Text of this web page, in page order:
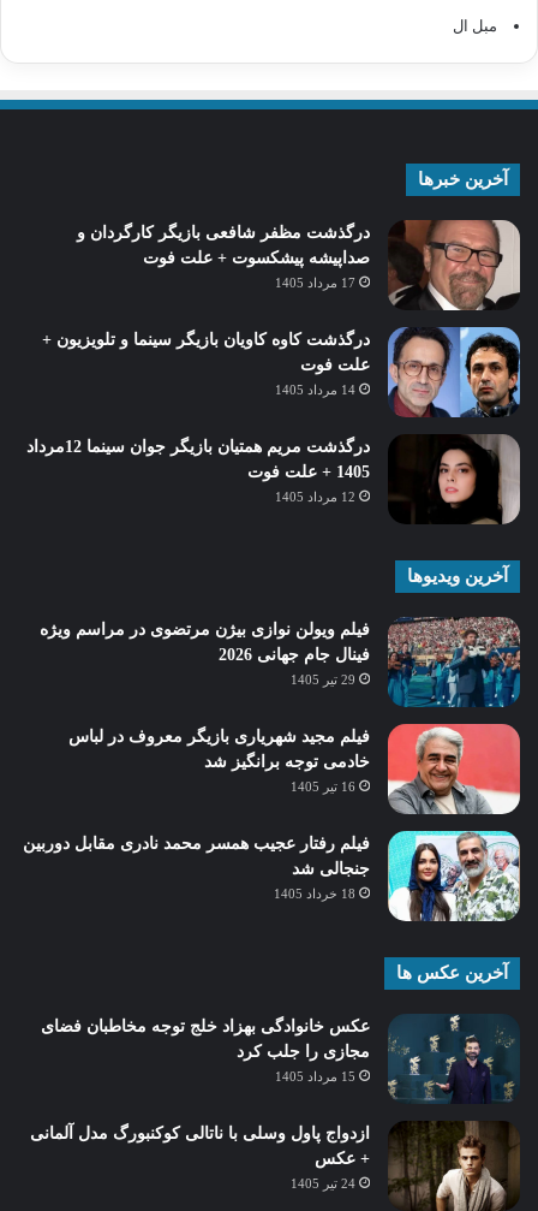
مبل ال
آخرین خبرها
درگذشت مظفر شافعی بازیگر کارگردان و
صداپیشه پیشکسوت + علت فوت
17 مرداد 1405
درگذشت کاوه کاویان بازیگر سینما و تلویزیون +
علت فوت
14 مرداد 1405
درگذشت مریم همتیان بازیگر جوان سینما 12مرداد
1405 + علت فوت
12 مرداد 1405
آخرین ویدیوها
فیلم ویولن نوازی بیژن مرتضوی در مراسم ویژه
فینال جام جهانی 2026
29 تیر 1405
فیلم مجید شهریاری بازیگر معروف در لباس
خادمی توجه برانگیز شد
16 تیر 1405
فیلم رفتار عجیب همسر محمد نادری مقابل دوربین
جنجالی شد
18 خرداد 1405
آخرین عکس ها
عکس خانوادگی بهزاد خلج توجه مخاطبان فضای
مجازی را جلب کرد
15 مرداد 1405
ازدواج پاول وسلی با ناتالی کوکنبورگ مدل آلمانی
+ عکس
24 تیر 1405